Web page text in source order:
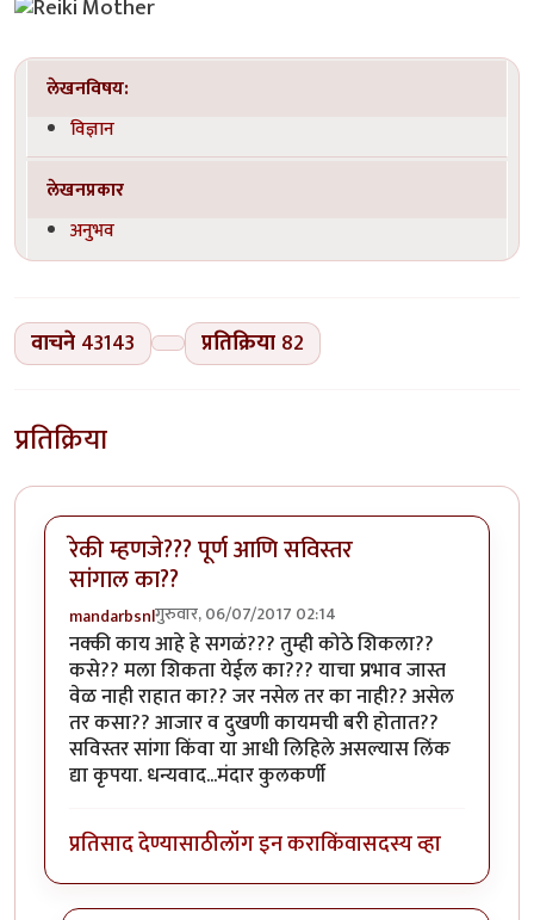
लेखनविषय:
विज्ञान
लेखनप्रकार
अनुभव
वाचने 43143 प्रतिक्रिया 82
प्रतिक्रिया
रेकी म्हणजे??? पूर्ण आणि सविस्तर
सांगाल का??
mandarbsnlगुरुवार, 06/07/2017 02:14
नक्की काय आहे हे सगळं??? तुम्ही कोठे शिकला??
कसे?? मला शिकता येईल का??? याचा प्रभाव जास्त
वेळ नाही राहात का?? जर नसेल तर का नाही‍?? असेल
तर कसा?? आजार व दुखणी कायमची बरी होतात??
सविस्तर सांगा किंवा या आधी लिहिले असल्यास लिंक
द्या कृपया. धन्यवाद...मंदार कुलकर्णी
प्रतिसाद देण्यासाठीलॉग इन कराकिंवासदस्य व्हा